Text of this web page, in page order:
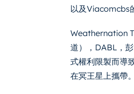
以及Viacomcbs
Weathernation
道），DABL，
式權利限製而導
在冥王星上攜帶。